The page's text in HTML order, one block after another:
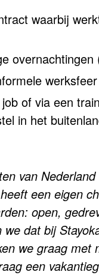
waarbij
of via een
in het
van
een eigen
open,
dat bij
we graag
een